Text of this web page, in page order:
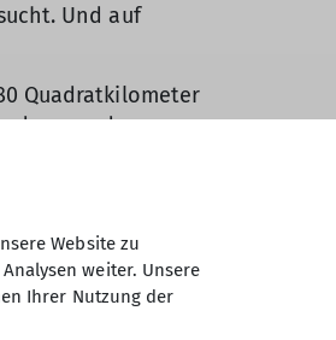
Und auf
Quadratkilometer
sondern
seit rund drei
erläutern
Konflikt um den
Website zu
weiter. Unsere
Ihrer Nutzung der